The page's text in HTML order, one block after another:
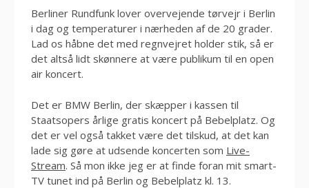
Berliner Rundfunk lover overvejende tørvejr i Berlin
i dag og temperaturer i nærheden af de 20 grader.
Lad os håbne det med regnvejret holder stik, så er
det altså lidt skønnere at være publikum til en open
air koncert.
Det er BMW Berlin, der skæpper i kassen til
Staatsopers årlige gratis koncert på Bebelplatz. Og
det er vel også takket være det tilskud, at det kan
lade sig gøre at udsende koncerten som Live-
Stream. Så mon ikke jeg er at finde foran mit smart-
TV tunet ind på Berlin og Bebelplatz kl. 13.